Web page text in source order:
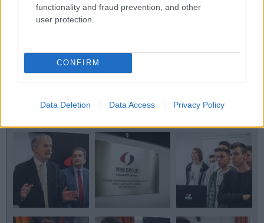
functionality and fraud prevention, and other
user protection.
CONFIRM
Data Deletion Data Access Privacy Policy